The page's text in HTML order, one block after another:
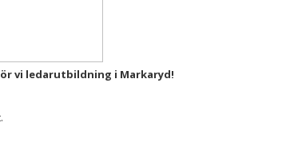
vi ledarutbildning i Markaryd!